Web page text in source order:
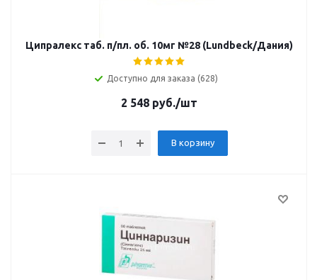
Ципралекс таб. п/пл. об. 10мг №28 (Lundbeck/Дания)
Доступно для заказа (628)
2 548 руб./шт
В корзину